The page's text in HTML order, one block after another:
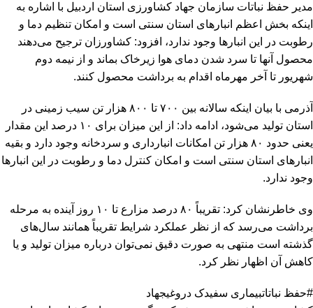
مدیر حفظ نباتات سازمان جهاد کشاورزی استان اردبیل با اشاره به
اینکه بخش اعظم انبارهای استان سنتی است و امکان تنظیم دما و
رطوبت در این انبارها وجود ندارد، افزود: کشاورزان ترجیح می‌دهند
محصول آنها تا سرد شدن دمای هوا زیرخاک بماند و از نیمه دوم
شهریور تا آخر مهرماه اقدام به برداشت محصول کنند.
آذرمی با بیان اینکه سالانه بین ۷۰۰ تا ۸۰۰ هزار تن سیب زمینی در
استان تولید می‌شود، ادامه داد: از این میزان برای ۱۰ درصد این مقدار
یعنی حدود ۸۰ هزار تن امکانات انبارداری و سردخانه وجود دارد و بقیه
انبارهای استان سنتی است و امکان کنترل دما و رطوبت در این انبارها
وجود ندارد.
وی خاطرنشان کرد: تقریباً ۸۰ درصد مزارع تا ۱۰ روز آینده به مرحله
برداشت می‌رسد که از نظر عملکرد شرایط تقریباً همانند سال‌های
گذشته است منتهی به صورت دقیق نمی‌توان درباره میزان تولید و یا
کاهش آن اظهار نظر کرد.
#حفظ نباتاتبیماری سفیدک دروغیجهاد